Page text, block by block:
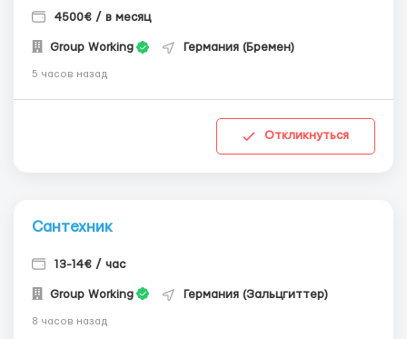
4500€ / в месяц
Group Working Германия (Бремен)
5 часов назад
Откликнуться
Сантехник
13-14€ / час
Group Working Германия (Зальцгиттер)
8 часов назад